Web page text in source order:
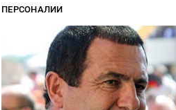
ПЕРСОНАЛИИ